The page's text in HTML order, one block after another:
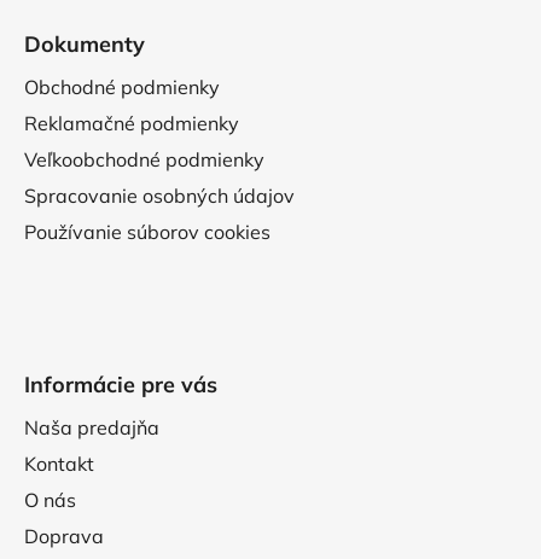
Dokumenty
Obchodné podmienky
Reklamačné podmienky
Veľkoobchodné podmienky
Spracovanie osobných údajov
Používanie súborov cookies
Informácie pre vás
Naša predajňa
Kontakt
O nás
Doprava